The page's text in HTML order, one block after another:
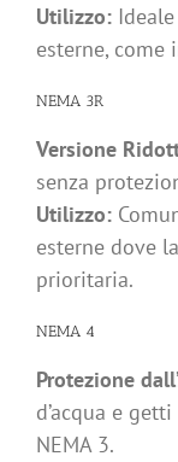
Utilizzo:
esterne,
NEMA 3R
Versione
senza
Utilizzo:
esterne dove
prioritaria.
NEMA 4
Protezione
d’acqua e
NEMA 3.